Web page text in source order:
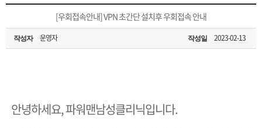
노
우
객
터
마
페
문
[무인택배함 이용 안내] 집 밖에 주소로 택배 받기
입금확인이 안되는 상황을 대비해 꼭 입금후 고객센터 연락바랍니다.
[우회접속안내] VPN 초간단 설치후 우회접속 안내
작성자 운영자 작성일 2023-02-13
안녕하세요, 파워맨남성클리닉입니다.